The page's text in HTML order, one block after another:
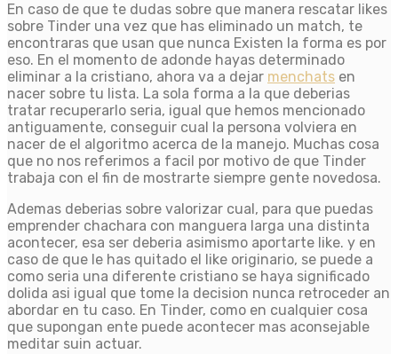
En caso de que te dudas sobre que manera rescatar likes
sobre Tinder una vez que has eliminado un match, te
encontraras que usan que nunca Existen la forma es por
eso. En el momento de adonde hayas determinado
eliminar a la cristiano, ahora va a dejar menchats en
nacer sobre tu lista. La sola forma a la que deberias
tratar recuperarlo seria, igual que hemos mencionado
antiguamente, conseguir cual la persona volviera en
nacer de el algoritmo acerca de la manejo. Muchas cosa
que no nos referimos a facil por motivo de que Tinder
trabaja con el fin de mostrarte siempre gente novedosa.
Ademas deberias sobre valorizar cual, para que puedas
emprender chachara con manguera larga una distinta
acontecer, esa ser deberia asimismo aportarte like. y en
caso de que le has quitado el like originario, se puede a
como seri­a una diferente cristiano se haya significado
dolida asi igual que tome la decision nunca retroceder an
abordar en tu caso. En Tinder, como en cualquier cosa
que supongan ente puede acontecer mas aconsejable
meditar suin actuar.